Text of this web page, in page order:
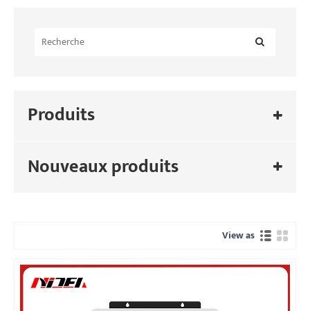
Produits
Nouveaux produits
View as